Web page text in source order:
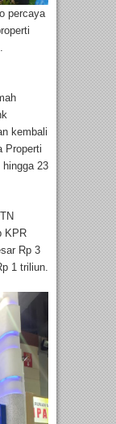
percaya
kembali
Properti
hingga 23
KPR
Rp 3
1 triliun.